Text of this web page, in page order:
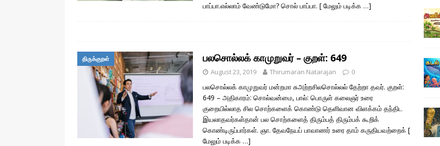
பாப்பா.எல்லாம் வேண்டுமோ? சொல் பாப்பா. [ மேலும் படிக்க …]
திருக்குறள் பலசொல்லக் காமுறுவர் – குறள்: 649
August 23, 2019 Thirumaran Natarajan 0
பலசொல்லக் காமுறுவர் மன்றமா சுஅற்றசிலசொல்லல் தேற்றா தவர். குறள்:
649 – அதிகாரம்: சொல்வன்மை, பால்: பொருள் கலைஞர் உரை
குறையில்லாத சில சொற்களைக் கொண்டு தெளிவான விளக்கம் தந்திட
இயலாதவர்கள்தான் பல சொற்களைத் திரும்பத் திரும்பக் கூறிக்
கொண்டிருப்பார்கள். ஞா. தேவநேயப் பாவாணர் உரை தாம் கருதியவற்றைக் [
மேலும் படிக்க …]